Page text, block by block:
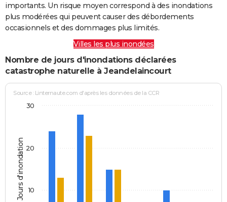
importants. Un risque moyen correspond à des inondations
plus modérées qui peuvent causer des débordements
occasionnels et des dommages plus limités.
Villes les plus inondées
Nombre de jours d'inondations déclarées
catastrophe naturelle à Jeandelaincourt
Jours d'inondation
Source : Linternaute.com d'après les données de la CCR
10
20
30